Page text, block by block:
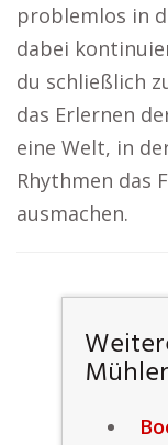
problemlos in
dabei
du schließlich
das Erlernen
eine Welt, in
Rhythmen das
ausmachen.